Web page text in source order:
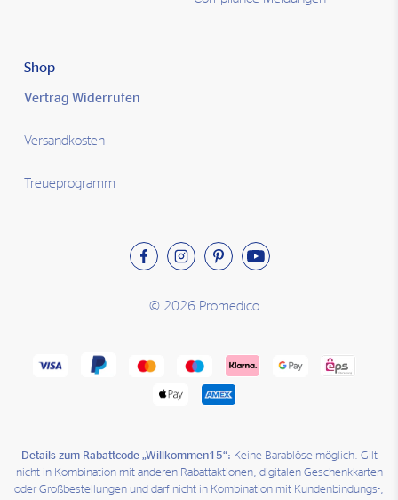
Shop
Vertrag Widerrufen
Versandkosten
Treueprogramm
© 2026 Promedico
Details zum Rabattcode „Willkommen15“: Keine Barablöse möglich. Gilt
nicht in Kombination mit anderen Rabattaktionen, digitalen Geschenkkarten
oder Großbestellungen und darf nicht in Kombination mit Kundenbindungs-,